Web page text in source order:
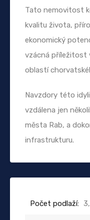
Tato nemovitost
kvalitu života,
ekonomický
vzácná příležitost
oblastí
Navzdory této
vzdálena jen
města Rab, a
infrastrukturu.
Počet podlaží: